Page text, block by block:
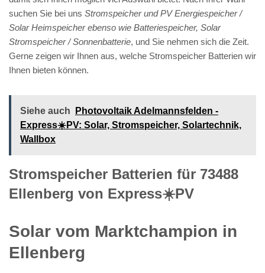
suchen Sie bei uns Stromspeicher und PV Energiespeicher /
Solar Heimspeicher ebenso wie Batteriespeicher, Solar
Stromspeicher / Sonnenbatterie, und Sie nehmen sich die Zeit.
Gerne zeigen wir Ihnen aus, welche Stromspeicher Batterien wir
Ihnen bieten können.
Siehe auch
Photovoltaik Adelmannsfelden -
Express☀️PV️: Solar, Stromspeicher, Solartechnik,
Wallbox
Stromspeicher Batterien für 73488
Ellenberg von Express☀️PV️
Solar vom Marktchampion in
Ellenberg